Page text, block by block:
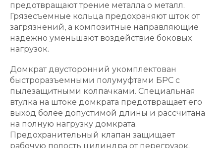
предотвращают трение металла о металл.
Грязесъемные кольца предохраняют шток от
загрязнений, а композитные направляющие
надежно уменьшают воздействие боковых
нагрузок.
Домкрат двусторонний укомплектован
быстроразъемными полумуфтами БРС с
пылезащитными колпачками. Специальная
втулка на штоке домкрата предотвращает его
выход более допустимой длины и рассчитана
на полную нагрузку домкрата.
Предохранительный клапан защищает
рабочую полость цилиндра от перегрузок.